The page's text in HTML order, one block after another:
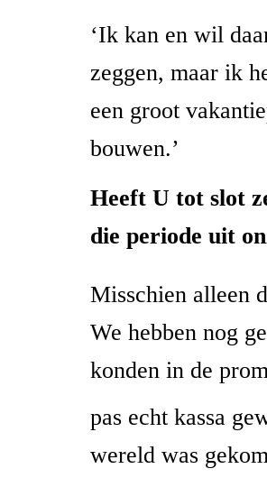
‘Ik kan en wil
zeggen, maar ik
een groot
bouwen.’
Heeft U tot slot
die periode uit
Misschien alleen
We hebben nog
konden in de
pas echt kassa
wereld was